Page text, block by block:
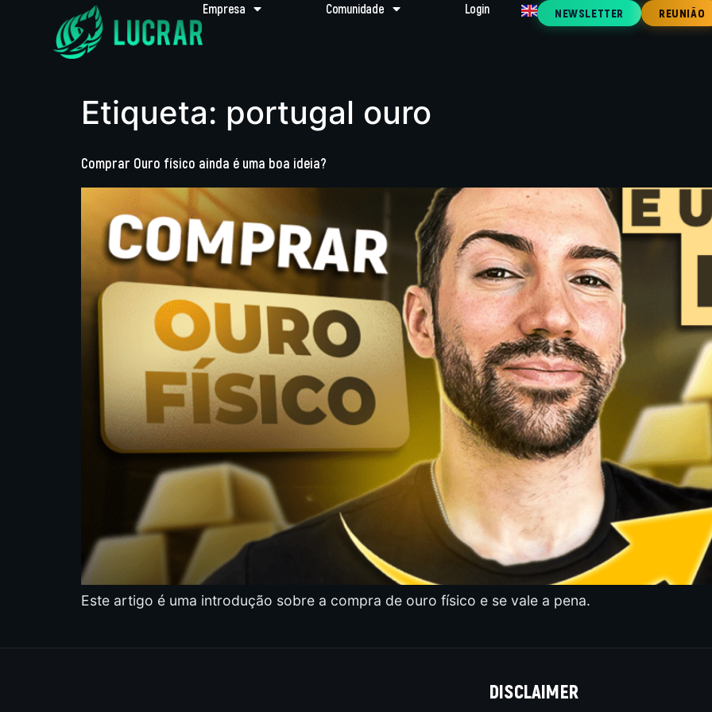
Empresa Comunidade Login NEWSLETTER REUNIÃO
Etiqueta: portugal ouro
Comprar Ouro físico ainda é uma boa ideia?
Este artigo é uma introdução sobre a compra de ouro físico e se vale a pena.
DISCLAIMER